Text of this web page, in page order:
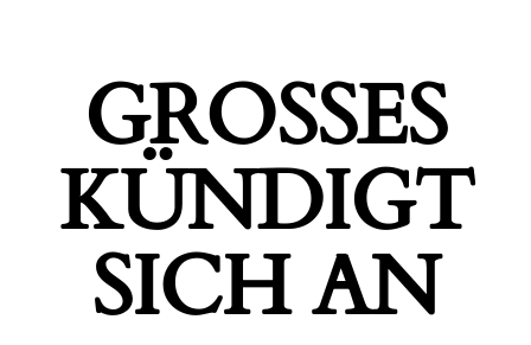
GROSSES K
ÜNDIGT S
ICH AN